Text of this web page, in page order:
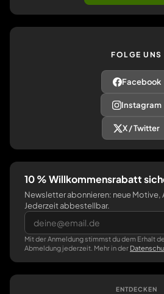
FOLGE UNS
Facebook
Instagram
X / Twitter
10 % Willkommensrabatt
Newsletter abonnieren: neue Motive,
Jederzeit abbestellbar.
Mit der Anmeldung stimmst du dem Erhalt
Abmeldung jederzeit. Mehr in der
ENTDECKEN